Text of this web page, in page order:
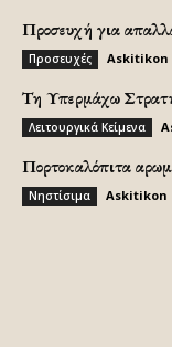
Προσευχή για
Προσευχές Askitikon
Τη Υπερμάχω
Λειτουργικά Κείμενα
Πορτοκαλόπιτα
Νηστίσιμα Askitikon